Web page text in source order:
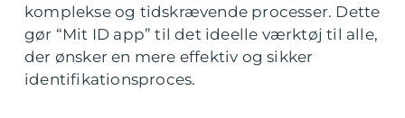
komplekse og tidskrævende processer. Dette
gør “Mit ID app” til det ideelle værktøj til alle,
der ønsker en mere effektiv og sikker
identifikationsproces.